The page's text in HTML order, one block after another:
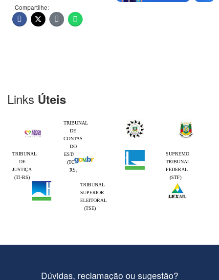
Compartilhe:
Links Úteis
TRIBUNAL
DE
CONTAS
DO
ESTADO
(TCE-
RS)
TRIBUNAL
DE
JUSTIÇA
(TJ-RS)
SUPREMO
TRIBUNAL
FEDERAL
(STF)
TRIBUNAL
SUPERIOR
ELEITORAL
(TSE)
Dúvidas, reclamação ou sugestão?